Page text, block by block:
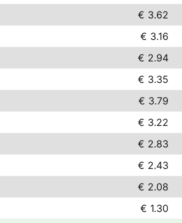
€ 3.62
€ 3.16
€ 2.94
€ 3.35
€ 3.79
€ 3.22
€ 2.83
€ 2.43
€ 2.08
€ 1.30